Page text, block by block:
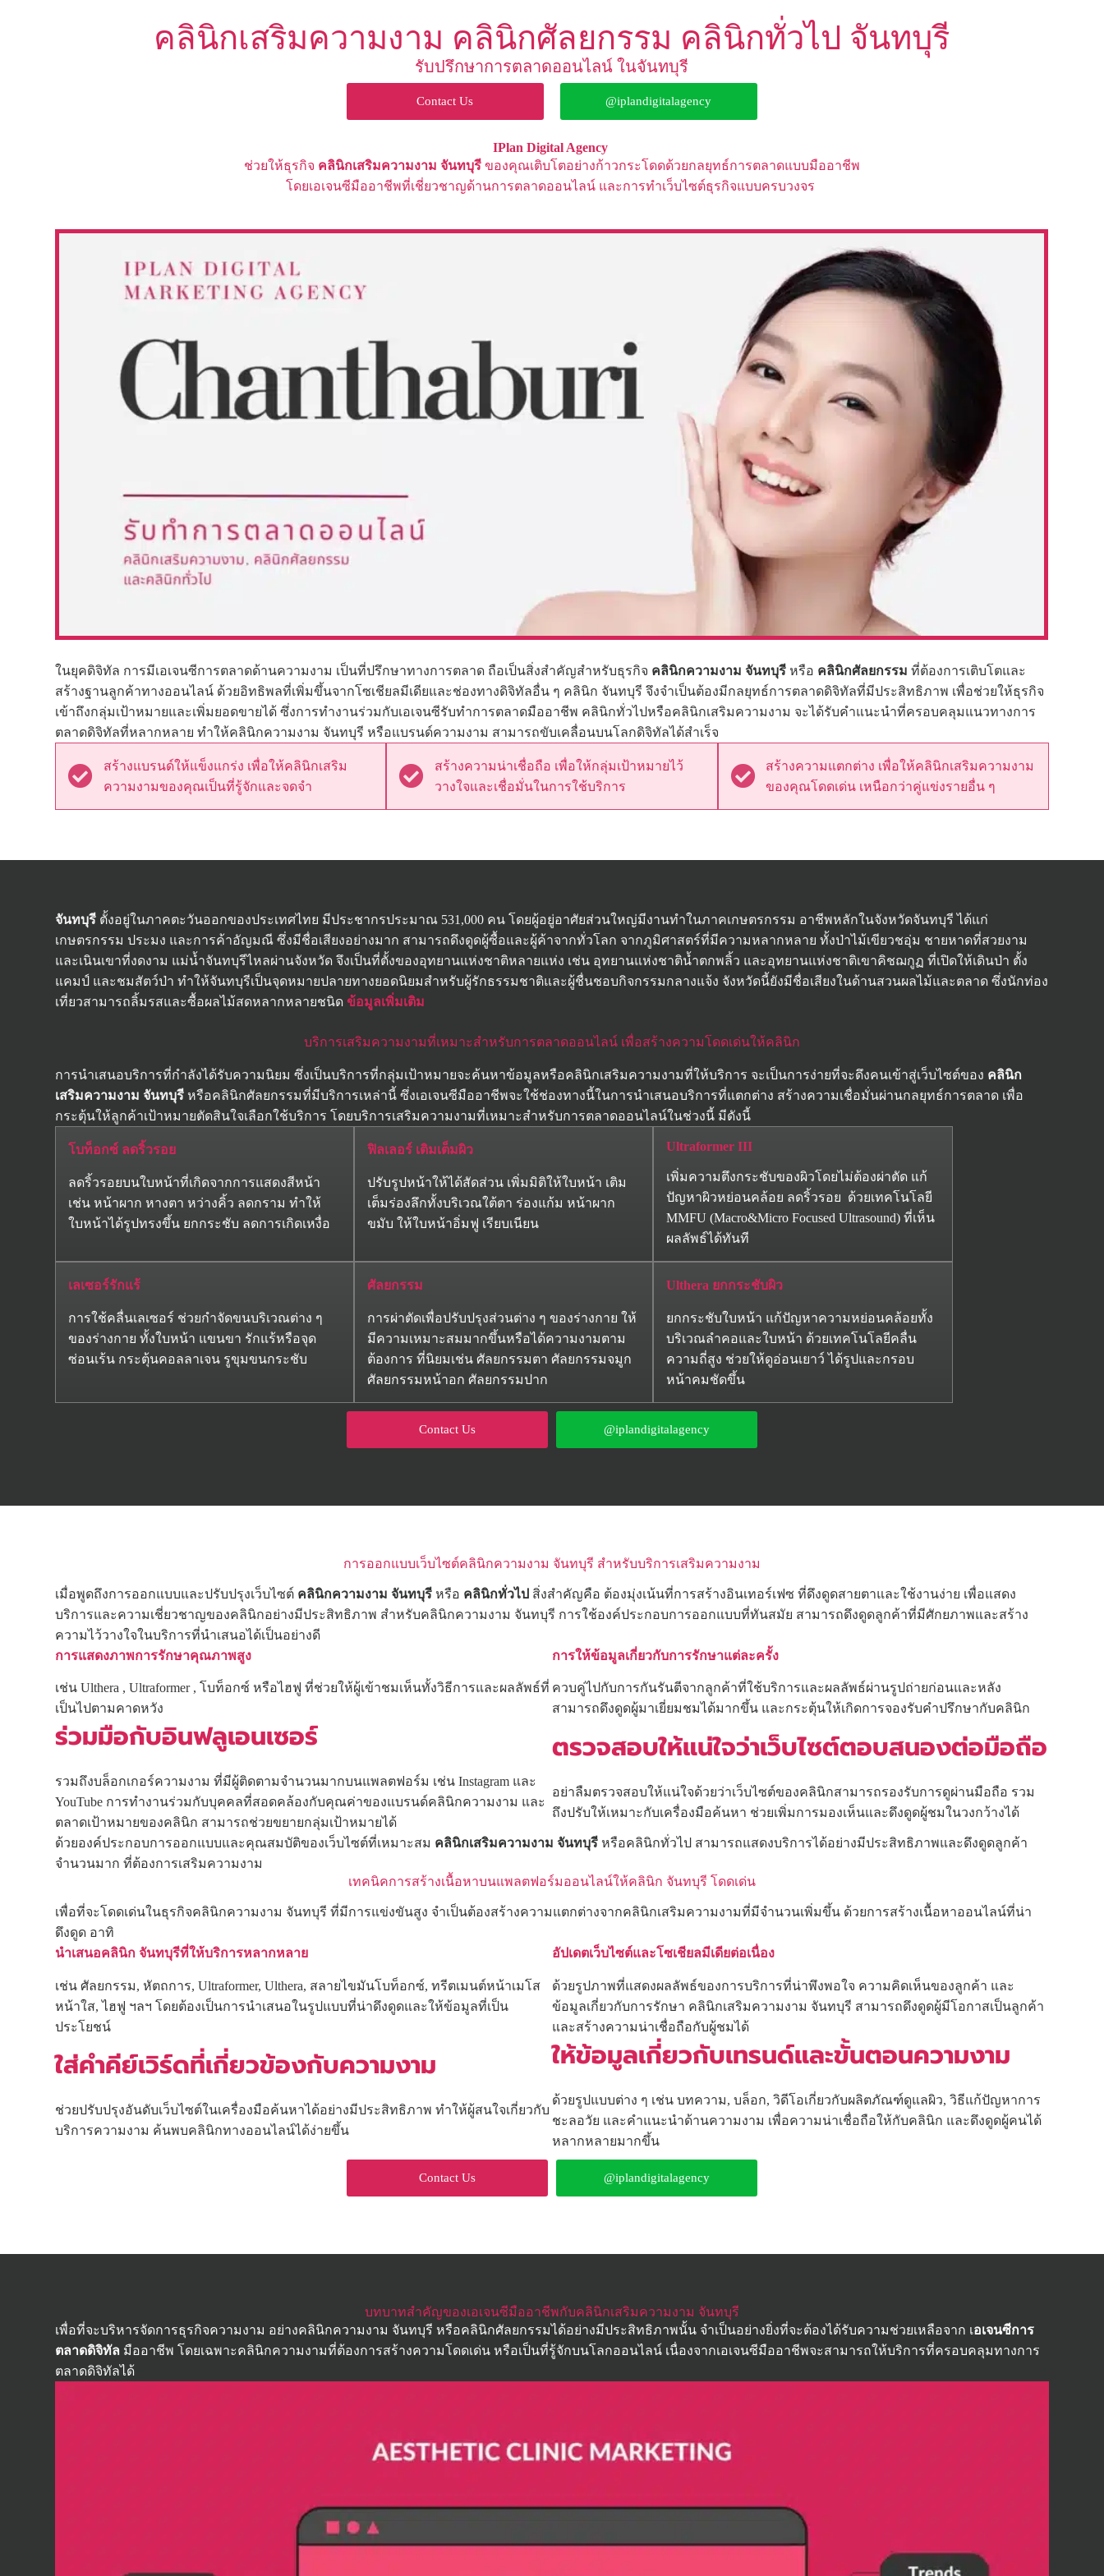
คลินิกเสริมความงาม คลินิกศัลยกรรม คลินิกทั่วไป จันทบุรี
รับปรึกษาการตลาดออนไลน์ ในจันทบุรี
Contact Us @iplandigitalagency
IPlan Digital Agency
ช่วยให้ธุรกิจ คลินิกเสริมความงาม จันทบุรี ของคุณเติบโตอย่างก้าวกระโดดด้วยกลยุทธ์การตลาดแบบมืออาชีพ
โดยเอเจนซีมืออาชีพที่เชี่ยวชาญด้านการตลาดออนไลน์ และการทำเว็บไซต์ธุรกิจแบบครบวงจร
ในยุคดิจิทัล การมีเอเจนซีการตลาดด้านความงาม เป็นที่ปรึกษาทางการตลาด ถือเป็นสิ่งสำคัญสำหรับธุรกิจ คลินิกความงาม จันทบุรี หรือ คลินิกศัลยกรรม ที่ต้องการเติบโตและ
สร้างฐานลูกค้าทางออนไลน์ ด้วยอิทธิพลที่เพิ่มขึ้นจากโซเชียลมีเดียและช่องทางดิจิทัลอื่น ๆ คลินิก จันทบุรี จึงจำเป็นต้องมีกลยุทธ์การตลาดดิจิทัลที่มีประสิทธิภาพ เพื่อช่วยให้ธุรกิจ
เข้าถึงกลุ่มเป้าหมายและเพิ่มยอดขายได้ ซึ่งการทำงานร่วมกับเอเจนซีรับทำการตลาดมืออาชีพ คลินิกทั่วไปหรือคลินิกเสริมความงาม จะได้รับคำแนะนำที่ครอบคลุมแนวทางการ
ตลาดดิจิทัลที่หลากหลาย ทำให้คลินิกความงาม จันทบุรี หรือแบรนด์ความงาม สามารถขับเคลื่อนบนโลกดิจิทัลได้สำเร็จ
สร้างแบรนด์ให้แข็งแกร่ง เพื่อให้คลินิกเสริม
ความงามของคุณเป็นที่รู้จักและจดจำ
สร้างความน่าเชื่อถือ เพื่อให้กลุ่มเป้าหมายไว้
วางใจและเชื่อมั่นในการใช้บริการ
สร้างความแตกต่าง เพื่อให้คลินิกเสริมความงาม
ของคุณโดดเด่น เหนือกว่าคู่แข่งรายอื่น ๆ
จันทบุรี ตั้งอยู่ในภาคตะวันออกของประเทศไทย มีประชากรประมาณ 531,000 คน โดยผู้อยู่อาศัยส่วนใหญ่มีงานทำในภาคเกษตรกรรม อาชีพหลักในจังหวัดจันทบุรี ได้แก่
เกษตรกรรม ประมง และการค้าอัญมณี ซึ่งมีชื่อเสียงอย่างมาก สามารถดึงดูดผู้ซื้อและผู้ค้าจากทั่วโลก จากภูมิศาสตร์ที่มีความหลากหลาย ทั้งป่าไม้เขียวชอุ่ม ชายหาดที่สวยงาม
และเนินเขาที่งดงาม แม่น้ำจันทบุรีไหลผ่านจังหวัด จึงเป็นที่ตั้งของอุทยานแห่งชาติหลายแห่ง เช่น อุทยานแห่งชาติน้ำตกพลิ้ว และอุทยานแห่งชาติเขาคิชฌกูฏ ที่เปิดให้เดินป่า ตั้ง
แคมป์ และชมสัตว์ป่า ทำให้จันทบุรีเป็นจุดหมายปลายทางยอดนิยมสำหรับผู้รักธรรมชาติและผู้ชื่นชอบกิจกรรมกลางแจ้ง จังหวัดนี้ยังมีชื่อเสียงในด้านสวนผลไม้และตลาด ซึ่งนักท่อง
เที่ยวสามารถลิ้มรสและซื้อผลไม้สดหลากหลายชนิดข้อมูลเพิ่มเติม
บริการเสริมความงามที่เหมาะสำหรับการตลาดออนไลน์ เพื่อสร้างความโดดเด่นให้คลินิก
การนำเสนอบริการที่กำลังได้รับความนิยม ซึ่งเป็นบริการที่กลุ่มเป้าหมายจะค้นหาข้อมูลหรือคลินิกเสริมความงามที่ให้บริการ จะเป็นการง่ายที่จะดึงคนเข้าสู่เว็บไซต์ของ คลินิก
เสริมความงาม จันทบุรี หรือคลินิกศัลยกรรมที่มีบริการเหล่านี้ ซึ่งเอเจนซีมืออาชีพจะใช้ช่องทางนี้ในการนำเสนอบริการที่แตกต่าง สร้างความเชื่อมั่นผ่านกลยุทธ์การตลาด เพื่อ
กระตุ้นให้ลูกค้าเป้าหมายตัดสินใจเลือกใช้บริการ โดยบริการเสริมความงามที่เหมาะสำหรับการตลาดออนไลน์ในช่วงนี้ มีดังนี้
โบท็อกซ์ ลดริ้วรอย
ลดริ้วรอยบนใบหน้าที่เกิดจากการแสดงสีหน้า
เช่น หน้าผาก หางตา หว่างคิ้ว ลดกราม ทำให้
ใบหน้าได้รูปทรงขึ้น ยกกระชับ ลดการเกิดเหงื่อ
ฟิลเลอร์ เติมเต็มผิว
ปรับรูปหน้าให้ได้สัดส่วน เพิ่มมิติให้ใบหน้า เติม
เต็มร่องลึกทั้งบริเวณใต้ตา ร่องแก้ม หน้าผาก
ขมับ ให้ใบหน้าอิ่มฟู เรียบเนียน
Ultraformer III
เพิ่มความตึงกระชับของผิวโดยไม่ต้องผ่าตัด แก้
ปัญหาผิวหย่อนคล้อย ลดริ้วรอย ด้วยเทคโนโลยี
MMFU (Macro&Micro Focused Ultrasound) ที่เห็น
ผลลัพธ์ได้ทันที
เลเซอร์รักแร้
การใช้คลื่นเลเซอร์ ช่วยกำจัดขนบริเวณต่าง ๆ
ของร่างกาย ทั้งใบหน้า แขนขา รักแร้หรือจุด
ซ่อนเร้น กระตุ้นคอลลาเจน รูขุมขนกระชับ
ศัลยกรรม
การผ่าตัดเพื่อปรับปรุงส่วนต่าง ๆ ของร่างกาย ให้
มีความเหมาะสมมากขึ้นหรือได้ความงามตาม
ต้องการ ที่นิยมเช่น ศัลยกรรมตา ศัลยกรรมจมูก
ศัลยกรรมหน้าอก ศัลยกรรมปาก
Ulthera ยกกระชับผิว
ยกกระชับใบหน้า แก้ปัญหาความหย่อนคล้อยทั้ง
บริเวณลำคอและใบหน้า ด้วยเทคโนโลยีคลื่น
ความถี่สูง ช่วยให้ดูอ่อนเยาว์ ได้รูปและกรอบ
หน้าคมชัดขึ้น
Contact Us @iplandigitalagency
การออกแบบเว็บไซต์คลินิกความงาม จันทบุรี สำหรับบริการเสริมความงาม
เมื่อพูดถึงการออกแบบและปรับปรุงเว็บไซต์ คลินิกความงาม จันทบุรี หรือ คลินิกทั่วไป สิ่งสำคัญคือ ต้องมุ่งเน้นที่การสร้างอินเทอร์เฟซ ที่ดึงดูดสายตาและใช้งานง่าย เพื่อแสดง
บริการและความเชี่ยวชาญของคลินิกอย่างมีประสิทธิภาพ สำหรับคลินิกความงาม จันทบุรี การใช้องค์ประกอบการออกแบบที่ทันสมัย สามารถดึงดูดลูกค้าที่มีศักยภาพและสร้าง
ความไว้วางใจในบริการที่นำเสนอได้เป็นอย่างดี
การแสดงภาพการรักษาคุณภาพสูง
เช่น Ulthera , Ultraformer , โบท็อกซ์ หรือไฮฟู ที่ช่วยให้ผู้เข้าชมเห็นทั้งวิธีการและผลลัพธ์ที่
เป็นไปตามคาดหวัง
การให้ข้อมูลเกี่ยวกับการรักษาแต่ละครั้ง
ควบคู่ไปกับการกันรันตีจากลูกค้าที่ใช้บริการและผลลัพธ์ผ่านรูปถ่ายก่อนและหลัง
สามารถดึงดูดผู้มาเยี่ยมชมได้มากขึ้น และกระตุ้นให้เกิดการจองรับคำปรึกษากับคลินิก
ร่วมมือกับอินฟลูเอนเซอร์
รวมถึงบล็อกเกอร์ความงาม ที่มีผู้ติดตามจำนวนมากบนแพลตฟอร์ม เช่น Instagram และ
YouTube การทำงานร่วมกับบุคคลที่สอดคล้องกับคุณค่าของแบรนด์คลินิกความงาม และ
ตลาดเป้าหมายของคลินิก สามารถช่วยขยายกลุ่มเป้าหมายได้
ตรวจสอบให้แน่ใจว่าเว็บไซต์ตอบสนองต่อมือถือ
อย่าลืมตรวจสอบให้แน่ใจด้วยว่าเว็บไซต์ของคลินิกสามารถรองรับการดูผ่านมือถือ รวม
ถึงปรับให้เหมาะกับเครื่องมือค้นหา ช่วยเพิ่มการมองเห็นและดึงดูดผู้ชมในวงกว้างได้
ด้วยองค์ประกอบการออกแบบและคุณสมบัติของเว็บไซต์ที่เหมาะสม คลินิกเสริมความงาม จันทบุรี หรือคลินิกทั่วไป สามารถแสดงบริการได้อย่างมีประสิทธิภาพและดึงดูดลูกค้า
จำนวนมาก ที่ต้องการเสริมความงาม
เทคนิคการสร้างเนื้อหาบนแพลตฟอร์มออนไลน์ให้คลินิก จันทบุรี โดดเด่น
เพื่อที่จะโดดเด่นในธุรกิจคลินิกความงาม จันทบุรี ที่มีการแข่งขันสูง จำเป็นต้องสร้างความแตกต่างจากคลินิกเสริมความงามที่มีจำนวนเพิ่มขึ้น ด้วยการสร้างเนื้อหาออนไลน์ที่น่า
ดึงดูด อาทิ
นำเสนอคลินิก จันทบุรีที่ให้บริการหลากหลาย
เช่น ศัลยกรรม, หัตถการ, Ultraformer, Ulthera, สลายไขมันโบท็อกซ์, ทรีตเมนต์หน้าเมโส
หน้าใส, ไฮฟู ฯลฯ โดยต้องเป็นการนำเสนอในรูปแบบที่น่าดึงดูดและให้ข้อมูลที่เป็น
ประโยชน์
อัปเดตเว็บไซต์และโซเชียลมีเดียต่อเนื่อง
ด้วยรูปภาพที่แสดงผลลัพธ์ของการบริการที่น่าพึงพอใจ ความคิดเห็นของลูกค้า และ
ข้อมูลเกี่ยวกับการรักษา คลินิกเสริมความงาม จันทบุรี สามารถดึงดูดผู้มีโอกาสเป็นลูกค้า
และสร้างความน่าเชื่อถือกับผู้ชมได้
ใส่คำคีย์เวิร์ดที่เกี่ยวข้องกับความงาม
ช่วยปรับปรุงอันดับเว็บไซต์ในเครื่องมือค้นหาได้อย่างมีประสิทธิภาพ ทำให้ผู้สนใจเกี่ยวกับ
บริการความงาม ค้นพบคลินิกทางออนไลน์ได้ง่ายขึ้น
ให้ข้อมูลเกี่ยวกับเทรนด์และขั้นตอนความงาม
ด้วยรูปแบบต่าง ๆ เช่น บทความ, บล็อก, วิดีโอเกี่ยวกับผลิตภัณฑ์ดูแลผิว, วิธีแก้ปัญหาการ
ชะลอวัย และคำแนะนำด้านความงาม เพื่อความน่าเชื่อถือให้กับคลินิก และดึงดูดผู้คนได้
หลากหลายมากขึ้น
Contact Us @iplandigitalagency
บทบาทสำคัญของเอเจนซีมืออาชีพกับคลินิกเสริมความงาม จันทบุรี
เพื่อที่จะบริหารจัดการธุรกิจความงาม อย่างคลินิกความงาม จันทบุรี หรือคลินิกศัลยกรรมได้อย่างมีประสิทธิภาพนั้น จำเป็นอย่างยิ่งที่จะต้องได้รับความช่วยเหลือจาก เอเจนซีการ
ตลาดดิจิทัล มืออาชีพ โดยเฉพาะคลินิกความงามที่ต้องการสร้างความโดดเด่น หรือเป็นที่รู้จักบนโลกออนไลน์ เนื่องจากเอเจนซีมืออาชีพจะสามารถให้บริการที่ครอบคลุมทางการ
ตลาดดิจิทัลได้